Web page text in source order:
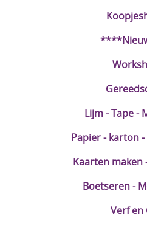
Lijm - Tape -
Papier - karton
Kaarten maken
Boetseren -
Verf en